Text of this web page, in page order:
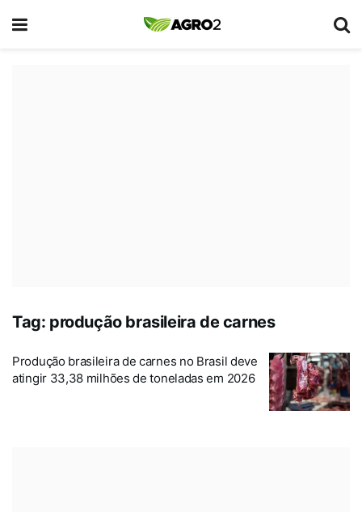
Tag: produção brasileira de carnes
Produção brasileira de carnes no Brasil deve
atingir 33,38 milhões de toneladas em 2026